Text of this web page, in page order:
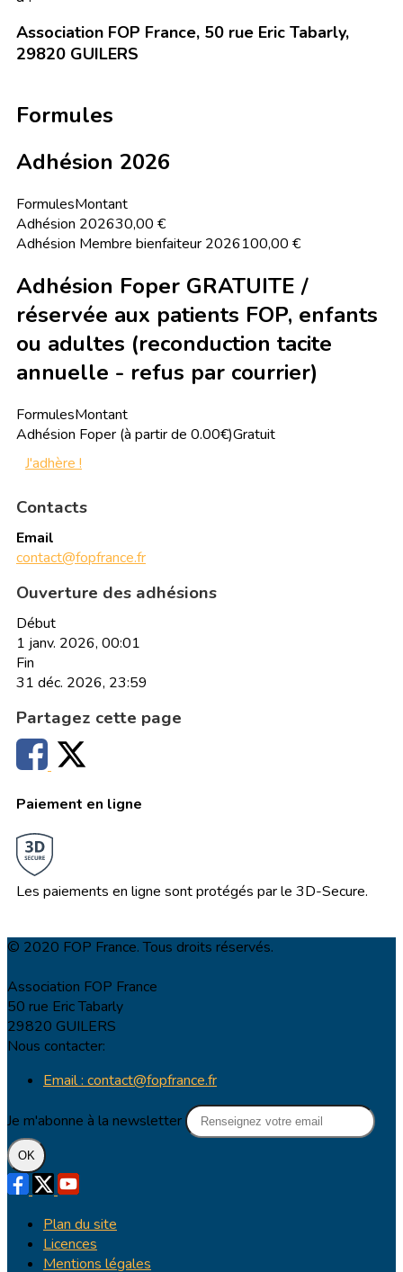
Association FOP France, 50 rue Eric Tabarly,
29820 GUILERS
Formules
Adhésion 2026
FormulesMontant
Adhésion 202630,00 €
Adhésion Membre bienfaiteur 2026100,00 €
Adhésion Foper GRATUITE /
réservée aux patients FOP, enfants
ou adultes (reconduction tacite
annuelle - refus par courrier)
FormulesMontant
Adhésion Foper (à partir de 0.00€)Gratuit
J'adhère !
Contacts
Email
contact@fopfrance.fr
Ouverture des adhésions
Début
1 janv. 2026, 00:01
Fin
31 déc. 2026, 23:59
Partagez cette page
Paiement en ligne
Les paiements en ligne sont protégés par le 3D-Secure.
© 2020 FOP France. Tous droits réservés.
Association FOP France
50 rue Eric Tabarly
29820 GUILERS
Nous contacter:
Email : contact@fopfrance.fr
Je m'abonne à la newsletter
OK
Plan du site
Licences
Mentions légales